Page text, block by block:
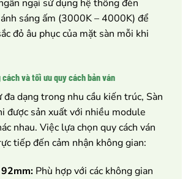
ngại sử dụng hệ thống đèn
sáng ấm (3000K – 4000K) để
đỏ âu phục của mặt sàn mỗi khi
cách và tối ưu quy cách bản ván
đa dạng trong nhu cầu kiến trúc, Sàn
được sản xuất với nhiều module
nhau. Việc lựa chọn quy cách ván
tiếp đến cảm nhận không gian:
Phù hợp với các không gian